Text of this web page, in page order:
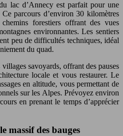
lac d’Annecy est parfait pour une
parcours d’environ 30 kilomètres
forestiers offrant des vues
environnantes. Les sentiers
peu de difficultés techniques, idéal
du quad.
savoyards, offrant des pauses
locale et vous restaurer. Le
en altitude, vous permettant de
sur les Alpes. Prévoyez environ
en prenant le temps d’apprécier
massif des bauges